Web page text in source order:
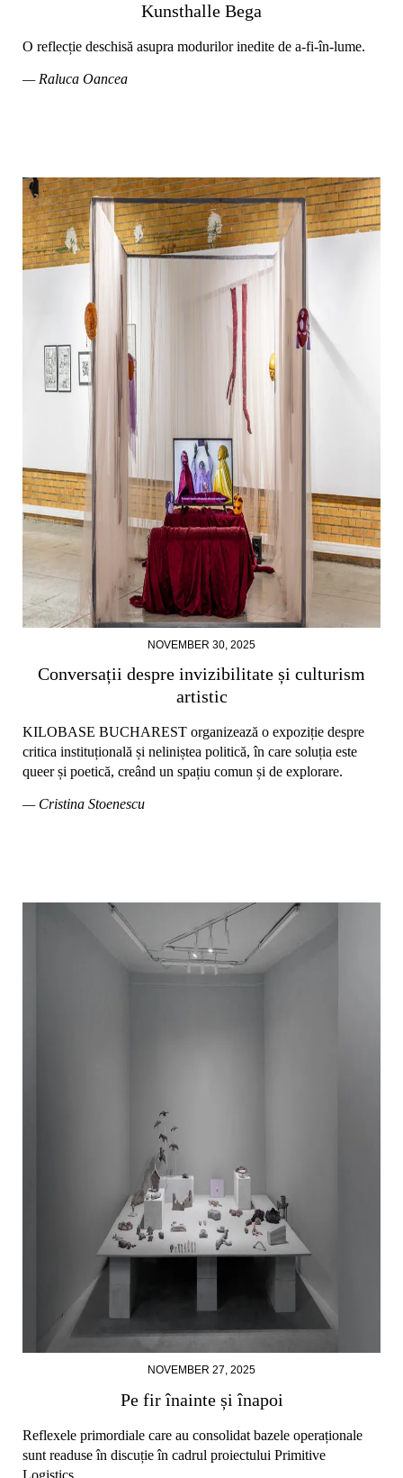
Kunsthalle Bega
O reflecție deschisă asupra modurilor inedite de a-fi-în-lume.
— Raluca Oancea
NOVEMBER 30, 2025
Conversații despre invizibilitate și culturism
artistic
KILOBASE BUCHAREST organizează o expoziție despre
critica instituțională și neliniștea politică, în care soluția este
queer și poetică, creând un spațiu comun și de explorare.
— Cristina Stoenescu
NOVEMBER 27, 2025
Pe fir înainte și înapoi
Reflexele primordiale care au consolidat bazele operaționale
sunt readuse în discuție în cadrul proiectului Primitive
Logistics.